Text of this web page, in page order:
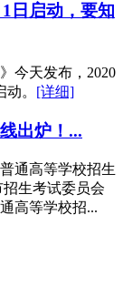
日启动，要知
今天发布，2020
。 [详细]
出炉！...
通高等学校招生
生考试委员会
高等学校招...